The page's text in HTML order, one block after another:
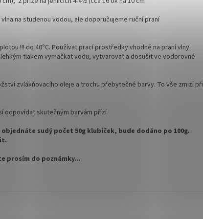
na studenou vodou, ale doporučujeme ruční praní
!!! do 40°C. Používat prací prostředky vhodné na praní vlny.
tlakem vymačkat vodu, vytvarovat a dosušit ve vodorovné
zvlákňovacího oleje a trochu přebytečné barvy. To vše zmizí při
odpovídat skutečným barvám přízí
sudý počet 50g klubíček, bude dodáno po 100g.
prosím do poznámky...